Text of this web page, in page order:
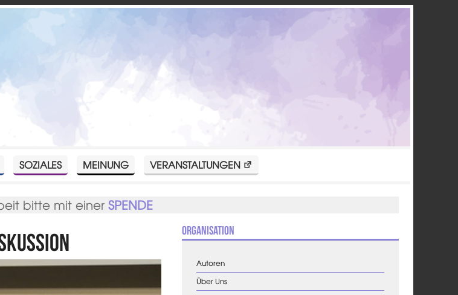
SOZIALES MEINUNG VERANSTALTUNGEN
bitte mit einerSPENDE
Organisation
Autoren
Über Uns